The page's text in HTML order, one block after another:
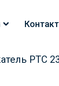
PTC